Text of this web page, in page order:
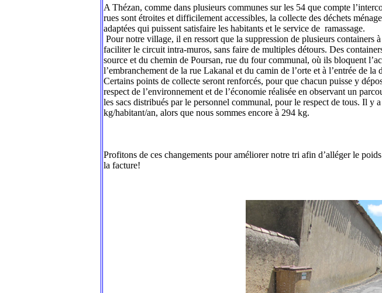
A Thézan, comme dans plusieurs communes sur les 54 que compte
rues sont étroites et difficilement accessibles, la collecte des déchets
adaptées qui puissent satisfaire les habitants et le service de ramassage.
Pour notre village, il en ressort que la suppression de plusieurs containers
faciliter le circuit intra-muros, sans faire de multiples détours. Des
source et du chemin de Poursan, rue du four communal, où ils bloquent
l’embranchement de la rue Lakanal et du camin de l’orte et à l’entrée de
Certains points de collecte seront renforcés, pour que chacun puisse y
respect de l’environnement et de l’économie réalisée en observant un
les sacs distribués par le personnel communal, pour le respect de tous. Il
kg/habitant/an, alors que nous sommes encore à 294 kg.
Profitons de ces changements pour améliorer notre tri afin d’alléger le
la facture!